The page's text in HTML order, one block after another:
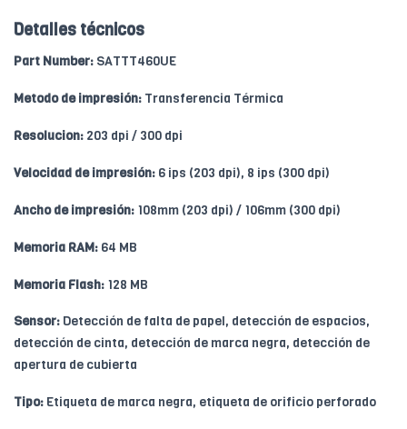
Detalles técnicos
Part Number: SATTT460UE
Metodo de impresión: Transferencia Térmica
Resolucion: 203 dpi / 300 dpi
Velocidad de impresión: 6 ips (203 dpi), 8 ips (300 dpi)
Ancho de impresión: 108mm (203 dpi) / 106mm (300 dpi)
Memoria RAM: 64 MB
Memoria Flash: 128 MB
Sensor: Detección de falta de papel, detección de espacios,
detección de cinta, detección de marca negra, detección de
apertura de cubierta
Tipo: Etiqueta de marca negra, etiqueta de orificio perforado